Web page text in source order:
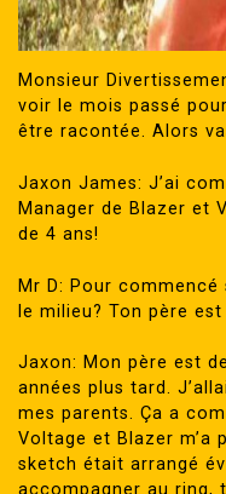
Monsieur
voir le mois passé
être racontée. Alors
Jaxon James: J’ai
Manager de Blazer et
de 4 ans!
Mr D: Pour
le milieu? Ton père
Jaxon: Mon père est
années plus tard.
mes parents. Ça a
Voltage et Blazer m’a
sketch était arrangé